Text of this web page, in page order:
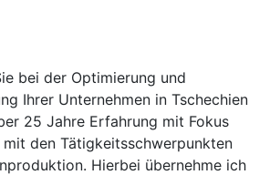
bei der Optimierung und
Ihrer Unternehmen in Tschechien
25 Jahre Erfahrung mit Fokus
den Tätigkeitsschwerpunkten
Hierbei übernehme ich